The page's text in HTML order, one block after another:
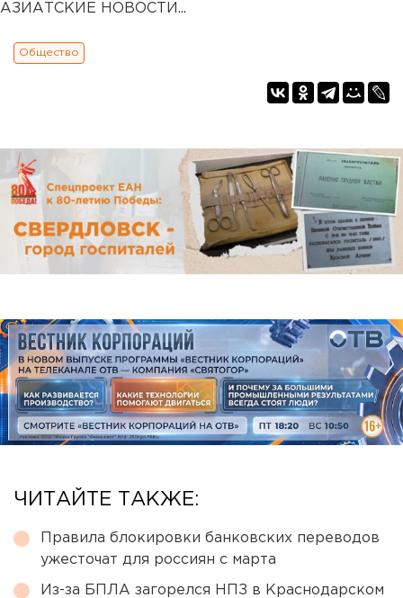
АЗИАТСКИЕ НОВОСТИ...
Общество
ЧИТАЙТЕ ТАКЖЕ:
Правила блокировки банковских переводов
ужесточат для россиян с марта
Из-за БПЛА загорелся НПЗ в Краснодарском